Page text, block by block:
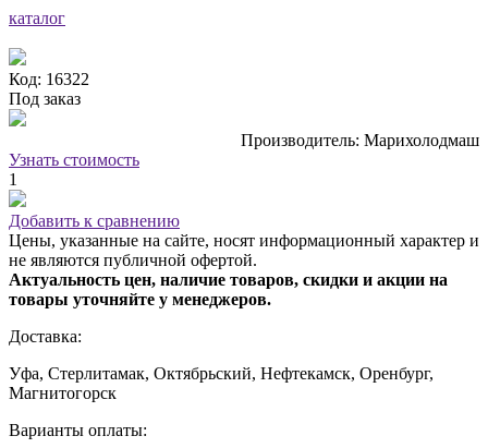
каталог
Код: 16322
Под заказ
Производитель: Марихолодмаш
Узнать стоимость
1
Добавить к сравнению
Цены, указанные на сайте, носят информационный характер и
не являются публичной офертой.
Актуальность цен, наличие товаров, скидки и акции на
товары уточняйте у менеджеров.
Доставка:
Уфа, Стерлитамак, Октябрьский, Нефтекамск, Оренбург,
Магнитогорск
Варианты оплаты: